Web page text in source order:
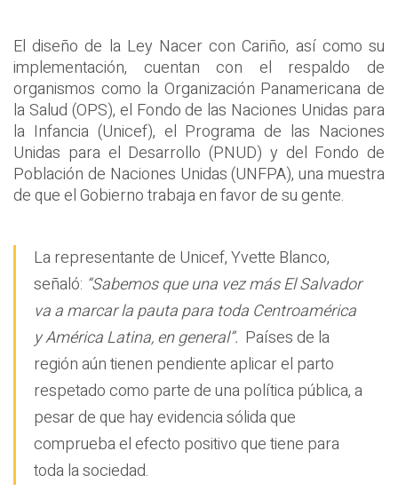
El diseño de la Ley Nacer con Cariño, así como su
implementación, cuentan con el respaldo de
organismos como la Organización Panamericana de
la Salud (OPS), el Fondo de las Naciones Unidas para
la Infancia (Unicef), el Programa de las Naciones
Unidas para el Desarrollo (PNUD) y del Fondo de
Población de Naciones Unidas (UNFPA), una muestra
de que el Gobierno trabaja en favor de su gente.
La representante de Unicef, Yvette Blanco,
señaló: “Sabemos que una vez más El Salvador
va a marcar la pauta para toda Centroamérica
y América Latina, en general”. Países de la
región aún tienen pendiente aplicar el parto
respetado como parte de una política pública, a
pesar de que hay evidencia sólida que
comprueba el efecto positivo que tiene para
toda la sociedad.